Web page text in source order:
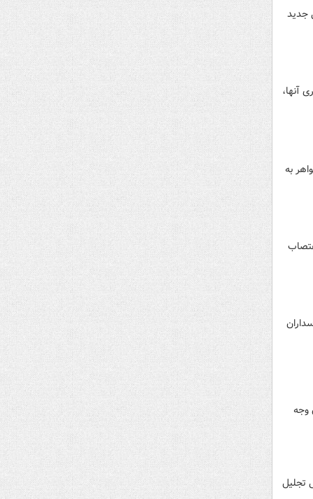
۱۰۰ هزار نیروی انسانی جدید
آنها،
به
پاسداران
وجه
تجلیل